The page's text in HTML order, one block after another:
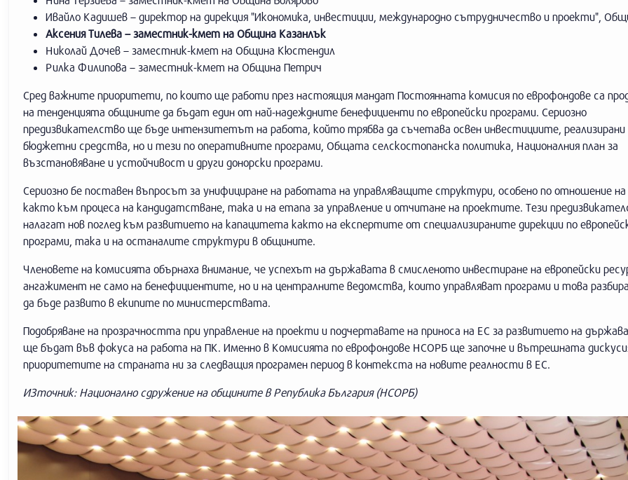
Ивайло Кадишев – директор на дирекция "Икономика, инвестиции, международно сътрудничество и проекти",
Аксения Тилева – заместник-кмет на Община Казанлък
Николай Дочев – заместник-кмет на Община Кюстендил
Рилка Филипова – заместник-кмет на Община Петрич
Сред важните приоритети, по които ще работи през настоящия мандат Постоянната комисия по еврофондове са
на тенденцията общините да бъдат един от най-надеждните бенефициенти по европейски програми. Сериозно
предизвикателство ще бъде интензитетът на работа, който трябва да съчетава освен инвестициите, реализирани
бюджетни средства, но и тези по оперативните програми, Общата селскостопанска политика, Националния план за
възстановяване и устойчивост и други донорски програми.
Сериозно бе поставен въпросът за унифициране на работата на управляващите структури, особено по отношение
както към процеса на кандидатстване, така и на етапа за управление и отчитане на проектите. Тези
налагат нов поглед към развитието на капацитета както на експертите от специализираните дирекции по
програми, така и на останалите структури в общините.
Членовете на комисията обърнаха внимание, че успехът на държавата в смисленото инвестиране на европейски
ангажимент не само на бенефициентите, но и на централните ведомства, които управляват програми и това
да бъде развито в екипите по министерствата.
Подобряване на прозрачността при управление на проекти и подчертавате на приноса на ЕС за развитието на
ще бъдат във фокуса на работа на ПК. Именно в Комисията по еврофондове НСОРБ ще започне и вътрешната
приоритетите на страната ни за следващия програмен период в контекста на новите реалности в ЕС.
ИЗточник: Национално сдружение на общините в Република България (НСОРБ)